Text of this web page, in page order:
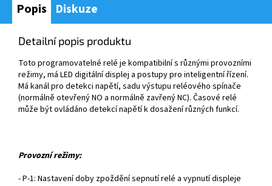
Popis Diskuze
Detailní popis produktu
Toto programovatelné relé je kompatibilní s různými provozními
režimy, má LED digitální displej a postupy pro inteligentnířízení.
Má kanál pro detekci napětí, sadu výstupu reléového spínače
(normálně otevřený NO a normálně zavřený NC). Časové relé
může být ovládáno detekcí napětí k dosažení různých funkcí.
Provozní režimy:
- P-1: Nastavení doby zpoždění sepnutí relé a vypnutí displeje